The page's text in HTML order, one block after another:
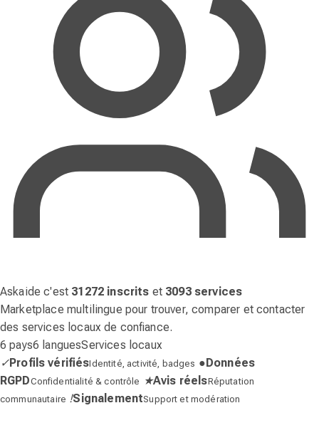
Askaide c'est 31272 inscrits et 3093 services
Marketplace multilingue pour trouver, comparer et contacter
des services locaux de confiance.
6 pays6 languesServices locaux
✓Profils vérifiésIdentité, activité, badges ●Données
RGPDConfidentialité & contrôle ★Avis réelsRéputation
communautaire !SignalementSupport et modération